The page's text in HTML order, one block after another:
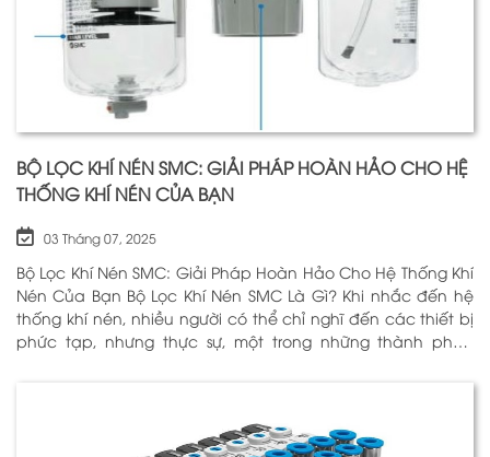
BỘ LỌC KHÍ NÉN SMC: GIẢI PHÁP HOÀN HẢO CHO HỆ
THỐNG KHÍ NÉN CỦA BẠN
03 Tháng 07, 2025
Bộ Lọc Khí Nén SMC: Giải Pháp Hoàn Hảo Cho Hệ Thống Khí
Nén Của Bạn Bộ Lọc Khí Nén SMC Là Gì? Khi nhắc đến hệ
thống khí nén, nhiều người có thể chỉ nghĩ đến các thiết bị
phức tạp, nhưng thực sự, một trong những thành phần